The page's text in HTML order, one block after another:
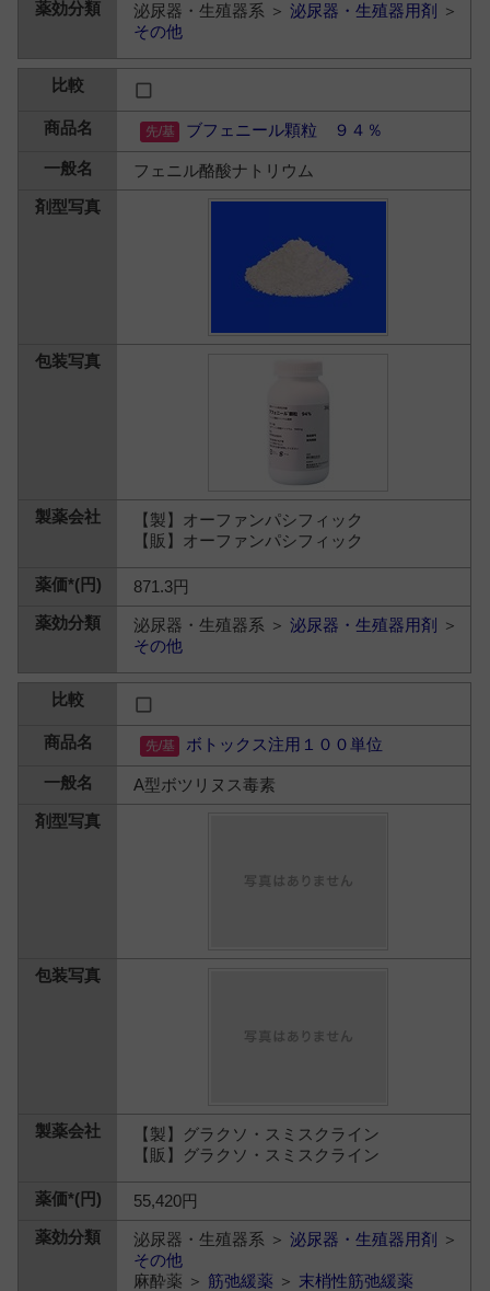
泌尿器・生殖器系 ＞泌尿器・生殖器用剤
＞
その他
ブフェニール顆粒 ９４％
フェニル酪酸ナトリウム
【製】オーファンパシフィック
【販】オーファンパシフィック
871.3円
泌尿器・生殖器系 ＞泌尿器・生殖器用剤
＞
その他
ボトックス注用１００単位
A型ボツリヌス毒素
【製】グラクソ・スミスクライン
【販】グラクソ・スミスクライン
55,420円
泌尿器・生殖器系 ＞泌尿器・生殖器用剤
＞
その他
麻酔薬 ＞ 筋弛緩薬 ＞ 末梢性筋弛緩薬